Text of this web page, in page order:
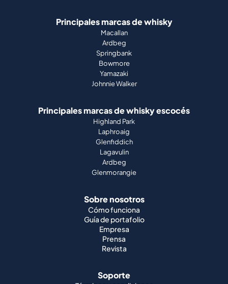
Principales marcas de whisky
Macallan
Ardbeg
Springbank
Bowmore
Yamazaki
Johnnie Walker
Principales marcas de whisky escocés
Highland Park
Laphroaig
Glenfiddich
Lagavulin
Ardbeg
Glenmorangie
Sobre nosotros
Cómo funciona
Guía de portafolio
Empresa
Prensa
Revista
Soporte